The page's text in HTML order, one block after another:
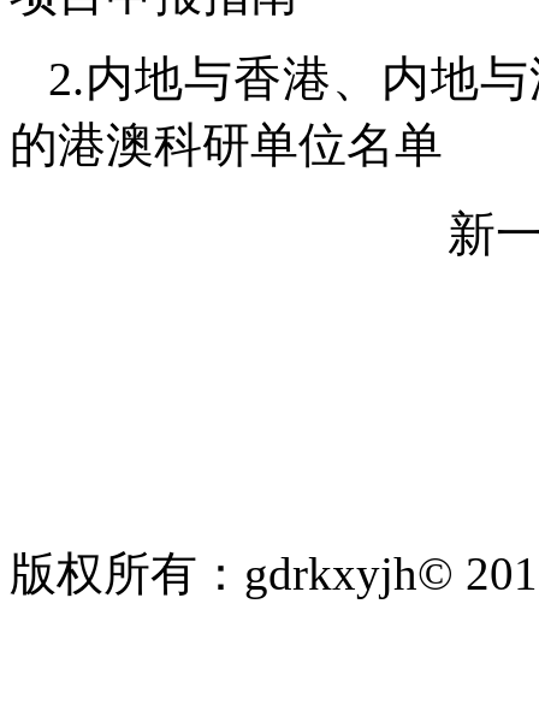
2.内地与香港、内地
的港澳科研单位名单
新
版权所有：gdrkxyjh©